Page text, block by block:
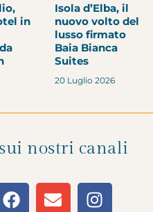
in
Isola d’Elba, il
nuovo volto del
lusso firmato
Baia Bianca
Suites
20 Luglio 2026
nostri canali